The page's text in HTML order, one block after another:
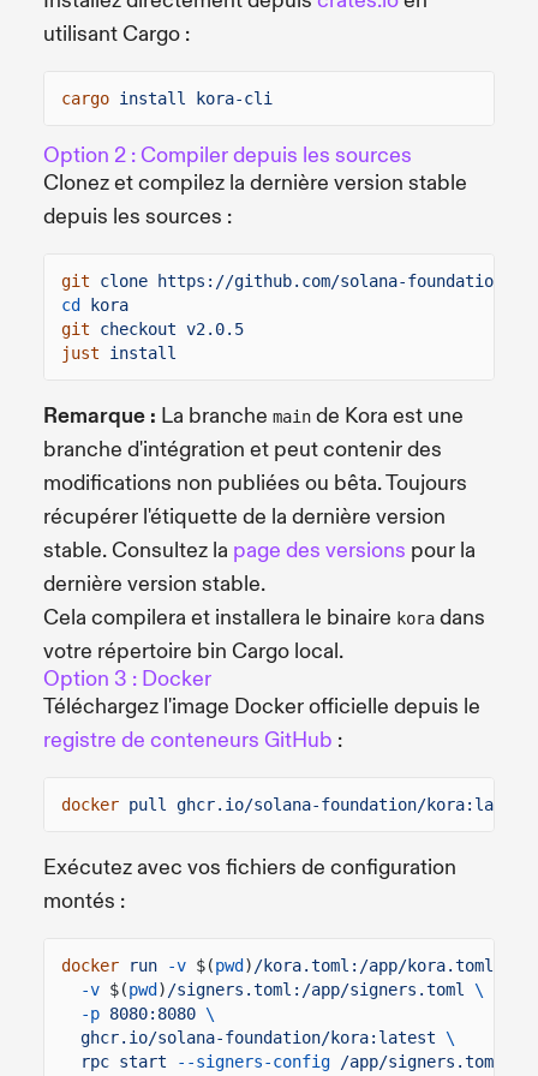
utilisant Cargo :
cargo install kora-cli
Option 2 : Compiler depuis les sources
Clonez et compilez la dernière version stable
depuis les sources :
git
clone https://github.com/solana-foundation/
cd
kora
git
checkout v2.0.5
just
install
Remarque : La branche main de Kora est une
branche d'intégration et peut contenir des
modifications non publiées ou bêta. Toujours
récupérer l'étiquette de la dernière version
stable. Consultez la page des versions pour la
dernière version stable.
Cela compilera et installera le binaire kora dans
votre répertoire bin Cargo local.
Option 3 : Docker
Téléchargez l'image Docker officielle depuis le
registre de conteneurs GitHub :
docker pull ghcr.io/solana-foundation/kora:latest
Exécutez avec vos fichiers de configuration
montés :
docker run -v $(pwd ) /kora.toml:/app/kora.toml
-v $(pwd ) /signers.toml:/app/signers.toml
\
-p 8080:8080 \
ghcr.io/solana-foundation/kora:latest \
rpc start
--signers-config /app/signers.toml